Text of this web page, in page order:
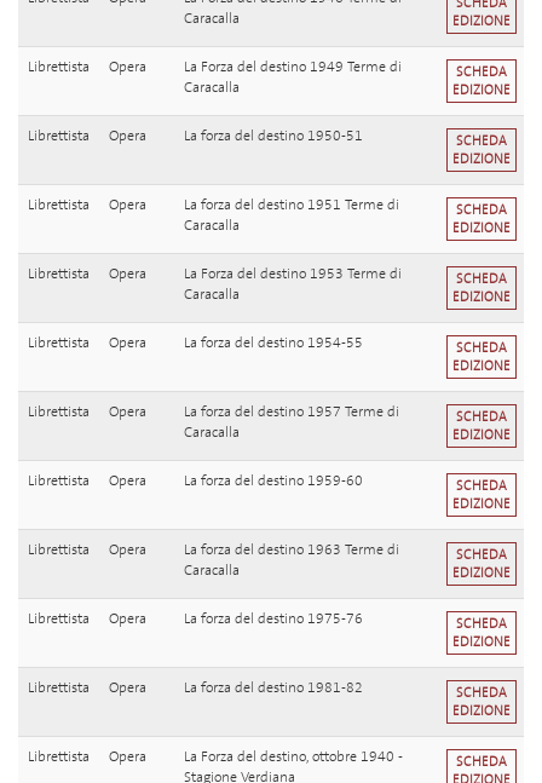
Caracalla
EDIZIONE
Librettista Opera
La Forza del destino 1949 Terme di
Caracalla
SCHEDA
EDIZIONE
Librettista Opera La forza del destino 1950-51
SCHEDA
EDIZIONE
Librettista Opera
La forza del destino 1951 Terme di
Caracalla
SCHEDA
EDIZIONE
Librettista Opera
La Forza del destino 1953 Terme di
Caracalla
SCHEDA
EDIZIONE
Librettista Opera La forza del destino 1954-55
SCHEDA
EDIZIONE
Librettista Opera
La forza del destino 1957 Terme di
Caracalla
SCHEDA
EDIZIONE
Librettista Opera La forza del destino 1959-60
SCHEDA
EDIZIONE
Librettista Opera
La forza del destino 1963 Terme di
Caracalla
SCHEDA
EDIZIONE
Librettista Opera La forza del destino 1975-76
SCHEDA
EDIZIONE
Librettista Opera La forza del destino 1981-82
SCHEDA
EDIZIONE
Librettista Opera
La Forza del destino, ottobre 1940 -
Stagione Verdiana
SCHEDA